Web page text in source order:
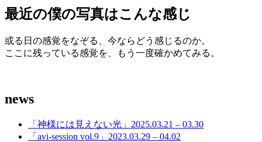
イ
バ
イ
ド
ー
を
開
最近の僕の写真はこんな感じ
或る日の感覚をなぞる、今ならどう感じるのか。
ここに残っている感覚を、もう一度確かめてみる。
news
「神様には見えない光」2025.03.21 – 03.30
「avi-session vol.9」2023.03.29 – 04.02